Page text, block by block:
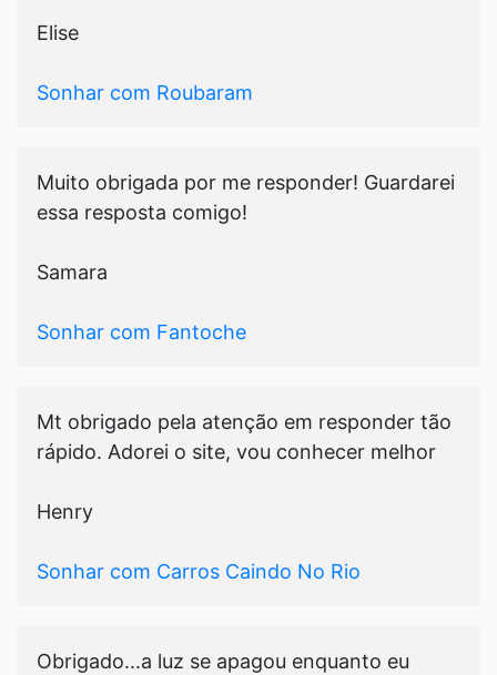
Elise
Sonhar com Roubaram
Muito obrigada por me responder! Guardarei
essa resposta comigo!
Samara
Sonhar com Fantoche
Mt obrigado pela atenção em responder tão
rápido. Adorei o site, vou conhecer melhor
Henry
Sonhar com Carros Caindo No Rio
Obrigado...a luz se apagou enquanto eu